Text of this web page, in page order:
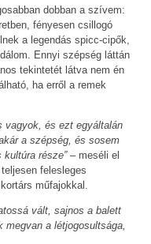
dobban a szívem:
fényesen csillogó
a legendás spicc-cipők,
Ennyi szépség láttán
tekintetét látva nem én
ha erről a remek
vagyok, és ezt egyáltalán
a szépség, és sosem
része”– meséli el
felesleges
műfajokkal.
vált, sajnos a balett
megvan a létjogosultsága,